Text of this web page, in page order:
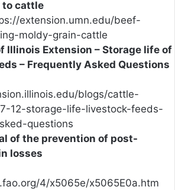
to cattle
extension.umn.edu/beef-
moldy-grain-cattle
Illinois Extension – Storage life of
– Frequently Asked Questions
blogs/cattle-
12-storage-life-livestock-feeds-
questions
of the prevention of post-
losses
4/x5065e/x5065E0a.htm